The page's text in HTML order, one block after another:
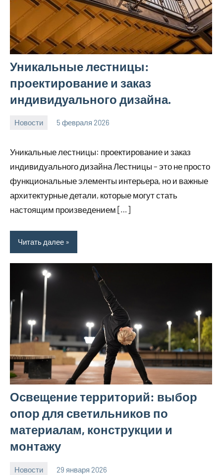
Уникальные лестницы:
проектирование и заказ
индивидуального дизайна.
Новости 5 февраля 2026
Уникальные лестницы: проектирование и заказ
индивидуального дизайна Лестницы – это не просто
функциональные элементы интерьера, но и важные
архитектурные детали, которые могут стать
настоящим произведением […]
Читать далее
Освещение территорий: выбор
опор для светильников по
материалам, конструкции и
монтажу
Новости 29 января 2026